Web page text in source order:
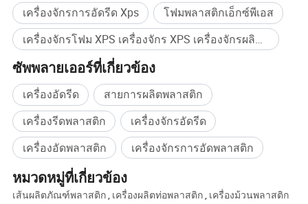
เครื่องจักรการอัดรีด Xps
โฟมพลาสติกเอ็กซ์พีเอส
เครื่องจักรโฟม XPS เครื่องจักร XPS เครื่องจักรผลิตโฟมเครื่องจักรแผ่นรอง XPS เครื่องแผ่นโฟมเครื่องจักรแผ่นรอง XPS เครื่องผลิตแผ่นโฟม เครื่องอัดขึ้นรูป XPS เครื่องฉีดแผ่นโฟมเครื่องจักรพลาสติกปั๊มเครื่องอัดรีดพลาสติก เครื่องอัดรีดพลาสติก ซื้อจำนวนมาก
ซัพพลายเออร์ที่เกี่ยวข้อง
เครื่องอัดรีด
สายการผลิตพลาสติก
เครื่องรีดพลาสติก
เครื่องจักรอัดรีด
เครื่องอัดพลาสติก
เครื่องจักรการอัดพลาสติก
หมวดหมู่ที่เกี่ยวข้อง
เส้นผลิตภัณฑ์พลาสติก, เครื่องผลิตท่อพลาสติก, เครื่องม้วนพลาสติก